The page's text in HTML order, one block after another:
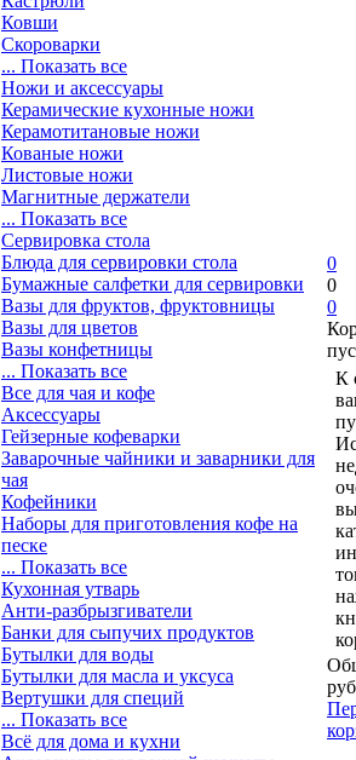
Ковши
Скороварки
... Показать все
Ножи и аксессуары
Керамические кухонные ножи
Керамотитановые ножи
Кованые ножи
Листовые ножи
Магнитные держатели
... Показать все
Сервировка стола
Блюда для сервировки стола
Бумажные салфетки для сервировки
Вазы для фруктов, фруктовницы
Вазы для цветов
Вазы конфетницы
... Показать все
Все для чая и кофе
Аксессуары
Гейзерные кофеварки
Заварочные чайники и заварники для
чая
Кофейники
Наборы для приготовления кофе на
песке
... Показать все
Кухонная утварь
Анти-разбрызгиватели
Банки для сыпучих продуктов
Бутылки для воды
Бутылки для масла и уксуса
Вертушки для специй
... Показать все
Всё для дома и кухни
0
0
0
К